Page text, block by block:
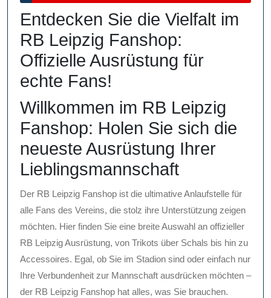
2024
Entdecken Sie die Vielfalt im
RB Leipzig Fanshop:
Offizielle Ausrüstung für
echte Fans!
Willkommen im RB Leipzig
Fanshop: Holen Sie sich die
neueste Ausrüstung Ihrer
Lieblingsmannschaft
Der RB Leipzig Fanshop ist die ultimative Anlaufstelle für
alle Fans des Vereins, die stolz ihre Unterstützung zeigen
möchten. Hier finden Sie eine breite Auswahl an offizieller
RB Leipzig Ausrüstung, von Trikots über Schals bis hin zu
Accessoires. Egal, ob Sie im Stadion sind oder einfach nur
Ihre Verbundenheit zur Mannschaft ausdrücken möchten –
der RB Leipzig Fanshop hat alles, was Sie brauchen.